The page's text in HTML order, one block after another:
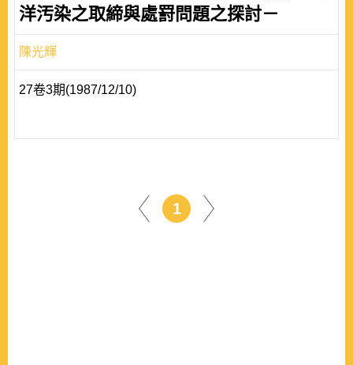
洋汚染之取締與處罸問題之探討－
陳光輝
27卷3期(1987/12/10)
1